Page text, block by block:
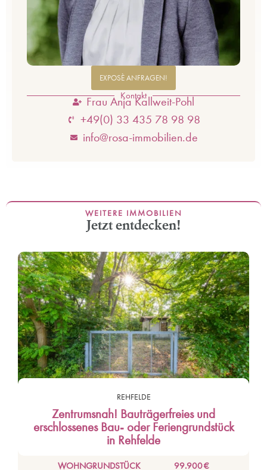
EXPOSÈ ANFRAGEN!
Kontakt
Frau Anja Kallweit-Pohl
+49(0) 33 435 78 98 98
info@rosa-immobilien.de
WEITERE IMMOBILIEN
Jetzt entdecken!
REHFELDE
Zentrumsnah! Bauträgerfreies und
erschlossenes Bau- oder Feriengrundstück
in Rehfelde
WOHNGRUNDSTÜCK 99.900 €